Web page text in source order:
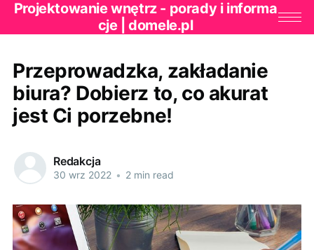
Projektowanie wnętrz - porady i informa
cje | domele.pl
Przeprowadzka, zakładanie
biura? Dobierz to, co akurat
jest Ci porzebne!
Redakcja
30 wrz 2022 • 2 min read